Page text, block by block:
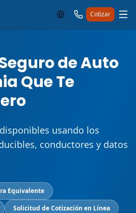
Cotizar
de Auto
Que Te
usando los
conductores y datos
Equivalente
Solicitud de Cotización en Línea